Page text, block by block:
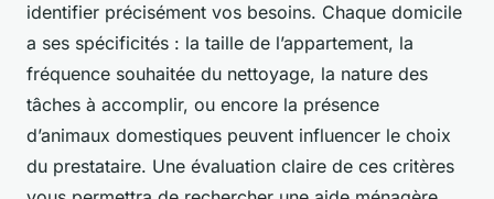
identifier précisément vos besoins. Chaque domicile
a ses spécificités : la taille de l’appartement, la
fréquence souhaitée du nettoyage, la nature des
tâches à accomplir, ou encore la présence
d’animaux domestiques peuvent influencer le choix
du prestataire. Une évaluation claire de ces critères